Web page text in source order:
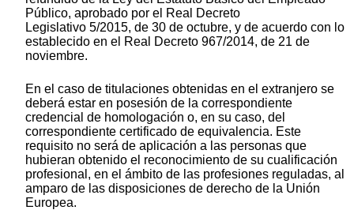
Público, aprobado por el Real Decreto
Legislativo 5/2015, de 30 de octubre, y de acuerdo con lo
establecido en el Real Decreto 967/2014, de 21 de
noviembre.
En el caso de titulaciones obtenidas en el extranjero se
deberá estar en posesión de la correspondiente
credencial de homologación o, en su caso, del
correspondiente certificado de equivalencia. Este
requisito no será de aplicación a las personas que
hubieran obtenido el reconocimiento de su cualificación
profesional, en el ámbito de las profesiones reguladas, al
amparo de las disposiciones de derecho de la Unión
Europea.